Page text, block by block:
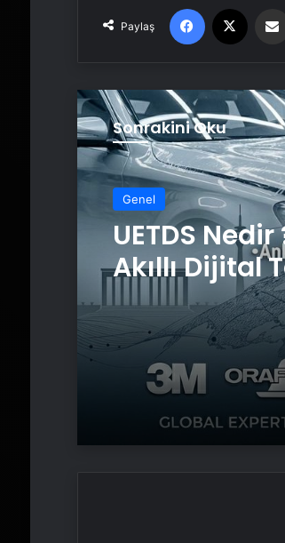
Paylaş
Facebook
Sonrakini Oku
Genel
UETDS
Akıllı Dijital
Yazılımı